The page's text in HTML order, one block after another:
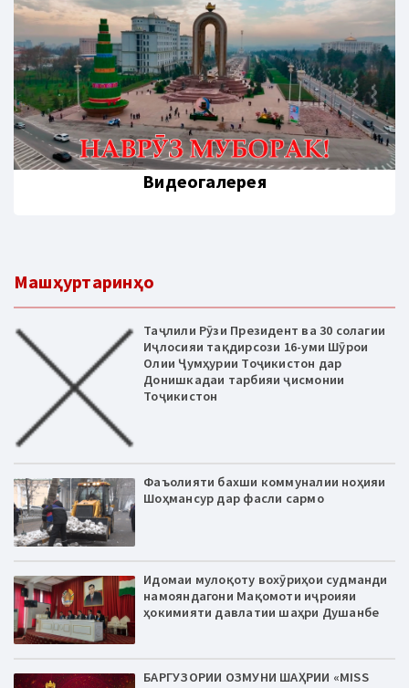
Видеогалерея
Машҳуртаринҳо
Таҷлили Рӯзи Президент ва 30 солагии
Иҷлосияи тақдирсози 16-уми Шӯрои
Олии Ҷумҳурии Тоҷикистон дар
Донишкадаи тарбияи ҷисмонии
Тоҷикистон
Фаъолияти бахши коммуналии ноҳияи
Шоҳмансур дар фасли сармо
Идомаи мулоқоту вохӯриҳои судманди
намояндагони Мақомоти иҷроияи
ҳокимияти давлатии шаҳри Душанбе
БАРГУЗОРИИ ОЗМУНИ ШАҲРИИ «MISS